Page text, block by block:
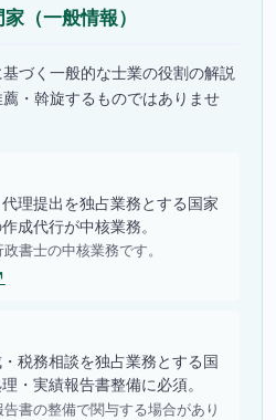
（一般情報）
づく一般的な士業の役割の解説
・斡旋するものではありませ
理提出を独占業務とする国家
成代行が中核業務。
書士の中核業務です。
税務相談を独占業務とする国
・実績報告書整備に必須。
書の整備で関与する場合があり